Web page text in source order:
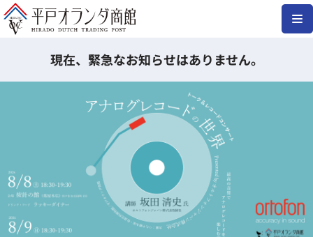
コ
ッ
プ
現在、緊急なお知らせはありません。